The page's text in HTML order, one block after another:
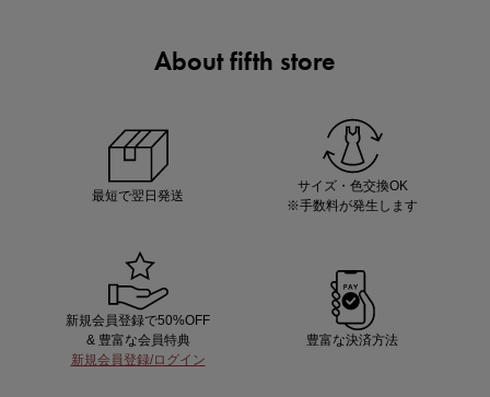
買えば買うほどお得! 最大半額クーポン
About fifth store
最短で翌日発送
サイズ・色交換OK
※手数料が発生します
新規会員登録で50%OFF
& 豊富な会員特典
新規会員登録/ログイン
豊富な決済方法